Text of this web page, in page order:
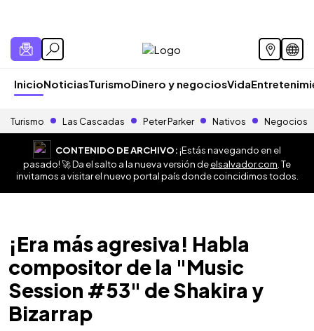
InicioNoticiasTurismoDinero y negociosVida
Turismo Las Cascadas Peter Parker Nativos Negocios
CONTENIDO DE ARCHIVO:¡Estás navegando en el
pasado! 🚀 Da el salto a la nueva versión deelsalvador.com . Te
invitamos a visitar el nuevo portal país donde coincidimos todos.
¡Era más agresiva! Habla
compositor de la "Music
Session #53" de Shakira y
Bizarrap